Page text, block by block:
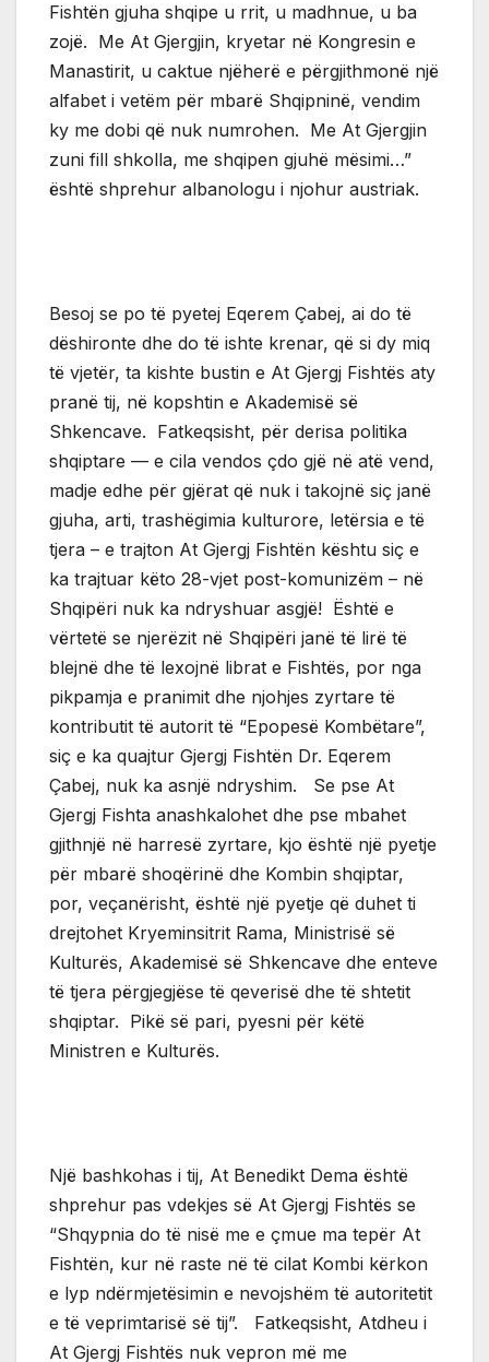
Fishtën gjuha shqipe u rrit, u madhnue, u ba
zojë. Me At Gjergjin, kryetar në Kongresin e
Manastirit, u caktue njëherë e përgjithmonë një
alfabet i vetëm për mbarë Shqipninë, vendim
ky me dobi që nuk numrohen. Me At Gjergjin
zuni fill shkolla, me shqipen gjuhë mësimi…”
është shprehur albanologu i njohur austriak.
Besoj se po të pyetej Eqerem Çabej, ai do të
dëshironte dhe do të ishte krenar, që si dy miq
të vjetër, ta kishte bustin e At Gjergj Fishtës aty
pranë tij, në kopshtin e Akademisë së
Shkencave. Fatkeqsisht, për derisa politika
shqiptare — e cila vendos çdo gjë në atë vend,
madje edhe për gjërat që nuk i takojnë siç janë
gjuha, arti, trashëgimia kulturore, letërsia e të
tjera – e trajton At Gjergj Fishtën kështu siç e
ka trajtuar këto 28-vjet post-komunizëm – në
Shqipëri nuk ka ndryshuar asgjë! Është e
vërtetë se njerëzit në Shqipëri janë të lirë të
blejnë dhe të lexojnë librat e Fishtës, por nga
pikpamja e pranimit dhe njohjes zyrtare të
kontributit të autorit të “Epopesë Kombëtare”,
siç e ka quajtur Gjergj Fishtën Dr. Eqerem
Çabej, nuk ka asnjë ndryshim. Se pse At
Gjergj Fishta anashkalohet dhe pse mbahet
gjithnjë në harresë zyrtare, kjo është një pyetje
për mbarë shoqërinë dhe Kombin shqiptar,
por, veçanërisht, është një pyetje që duhet ti
drejtohet Kryeminsitrit Rama, Ministrisë së
Kulturës, Akademisë së Shkencave dhe enteve
të tjera përgjegjëse të qeverisë dhe të shtetit
shqiptar. Pikë së pari, pyesni për këtë
Ministren e Kulturës.
Një bashkohas i tij, At Benedikt Dema është
shprehur pas vdekjes së At Gjergj Fishtës se
“Shqypnia do të nisë me e çmue ma tepër At
Fishtën, kur në raste në të cilat Kombi kërkon
e lyp ndërmjetësimin e nevojshëm të autoritetit
e të veprimtarisë së tij”. Fatkeqsisht, Atdheu i
At Gjergj Fishtës nuk vepron më me